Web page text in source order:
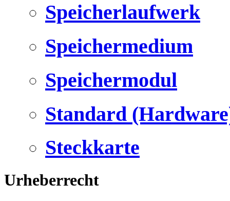
Speicherlaufwerk
Speichermedium
Speichermodul
Standard
Steckkarte
Urheberrecht